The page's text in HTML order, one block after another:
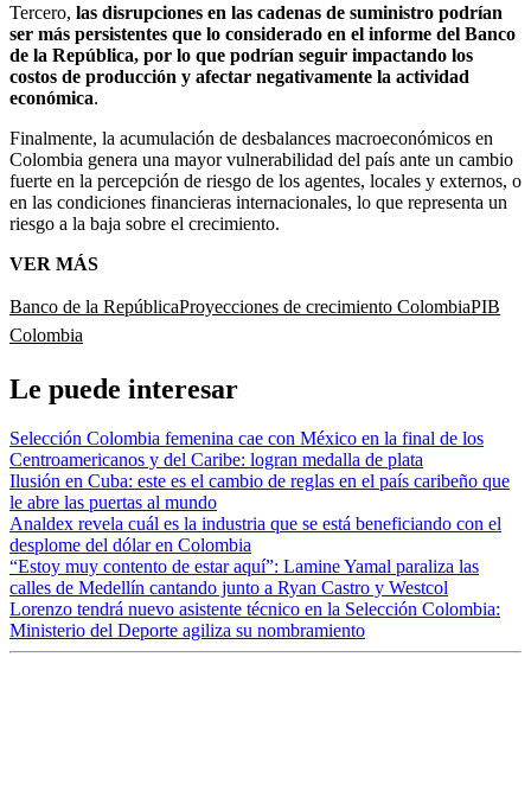
Tercero, las disrupciones en las cadenas de suministro podrían
ser más persistentes que lo considerado en el informe del Banco
de la República, por lo que podrían seguir impactando los
costos de producción y afectar negativamente la actividad
económica.
Finalmente, la acumulación de desbalances macroeconómicos en
Colombia genera una mayor vulnerabilidad del país ante un cambio
fuerte en la percepción de riesgo de los agentes, locales y externos, o
en las condiciones financieras internacionales, lo que representa un
riesgo a la baja sobre el crecimiento.
VER MÁS
Banco de la RepúblicaProyecciones de crecimiento ColombiaPIB
Colombia
Le puede interesar
Selección Colombia femenina cae con México en la final de los
Centroamericanos y del Caribe: logran medalla de plata
Ilusión en Cuba: este es el cambio de reglas en el país caribeño que
le abre las puertas al mundo
Analdex revela cuál es la industria que se está beneficiando con el
desplome del dólar en Colombia
“Estoy muy contento de estar aquí”: Lamine Yamal paraliza las
calles de Medellín cantando junto a Ryan Castro y Westcol
Lorenzo tendrá nuevo asistente técnico en la Selección Colombia:
Ministerio del Deporte agiliza su nombramiento